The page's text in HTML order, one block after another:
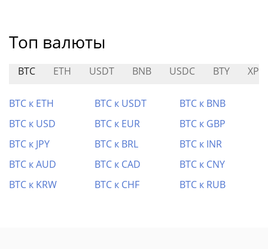
Топ валюты
BTC ETH USDT BNB USDC BTY XPIN
BTC к ETH BTC к USDT
BTC к BNB
BTC к USD
BTC к EUR
BTC к GBP
BTC к JPY
BTC к BRL
BTC к INR
BTC к AUD
BTC к CAD
BTC к CNY
BTC к KRW
BTC к CHF BTC к RUB